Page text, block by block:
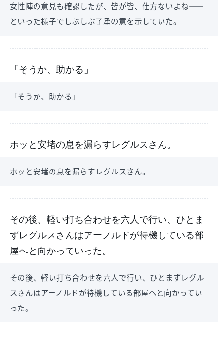
女性陣の意見も確認したが、皆が皆、仕方ないよね――
といった様子でしぶしぶ了承の意を示していた。
「そうか、助かる」
「そうか、助かる」
ホッと安堵の息を漏らすレグルスさん。
ホッと安堵の息を漏らすレグルスさん。
その後、軽い打ち合わせを六人で行い、ひとま
ずレグルスさんはアーノルドが待機している部
屋へと向かっていった。
その後、軽い打ち合わせを六人で行い、ひとまずレグル
スさんはアーノルドが待機している部屋へと向かってい
った。